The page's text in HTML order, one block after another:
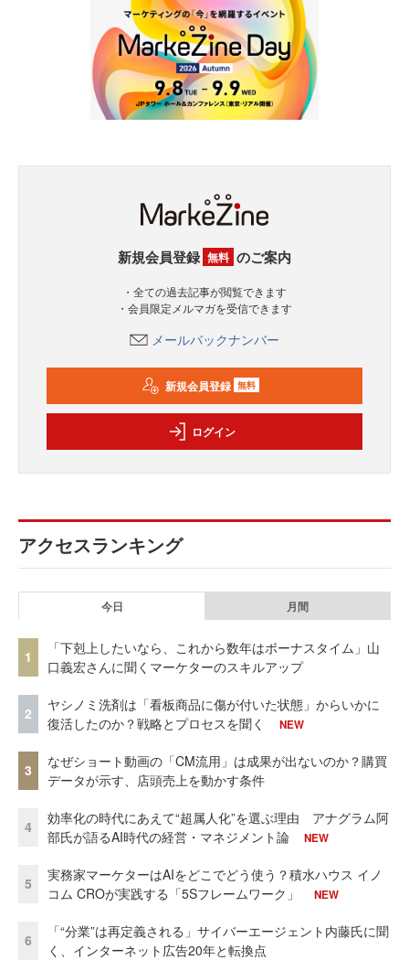
新規会員登録 無料 のご案内
・全ての過去記事が閲覧できます
・会員限定メルマガを受信できます
メールバックナンバー
新規会員登録 無料
ログイン
アクセスランキング
今日 月間
1
「下剋上したいなら、これから数年はボーナスタイム」山
口義宏さんに聞くマーケターのスキルアップ
2
ヤシノミ洗剤は「看板商品に傷が付いた状態」からいかに
復活したのか？戦略とプロセスを聞く
NEW
3
なぜショート動画の「CM流用」は成果が出ないのか？購買
データが示す、店頭売上を動かす条件
4
効率化の時代にあえて“超属人化”を選ぶ理由 アナグラム阿
部氏が語るAI時代の経営・マネジメント論
NEW
5
実務家マーケターはAIをどこでどう使う？積水ハウス イノ
コム CROが実践する「5Sフレームワーク」
NEW
6
「“分業”は再定義される」サイバーエージェント内藤氏に聞
く、インターネット広告20年と転換点